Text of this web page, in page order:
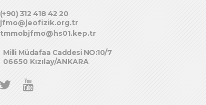
(+90) 312 418 42 20
jfmo@jeofizik.org.tr
tmmobjfmo@hs01.kep.tr
Milli Müdafaa Caddesi NO:10/7
06650 Kızılay/ANKARA